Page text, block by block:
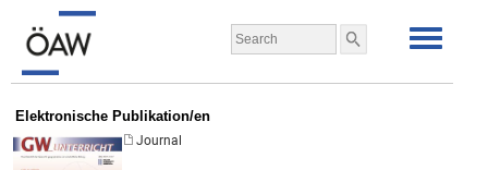
Elektronische Publikation/en
Journal